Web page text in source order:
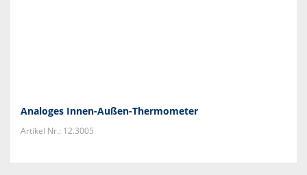
Analoges Innen-Außen-Thermometer
Artikel Nr.: 12.3005